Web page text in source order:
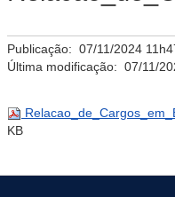
Publicação: 07/11/2024
Última modificação: 07/11/
KB